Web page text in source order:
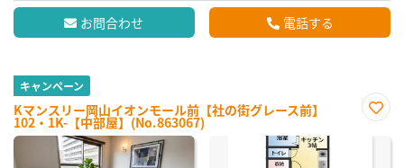
お問合わせ 電話する
キャンペーン
Kマンスリー岡山イオンモール前【社の街グレース前】
102・1K-【中部屋】(No.863067)
に入